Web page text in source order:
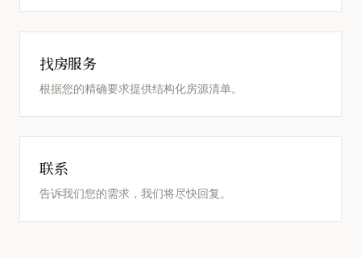
找房服务
根据您的精确要求提供结构化房源清单。
联系
告诉我们您的需求，我们将尽快回复。